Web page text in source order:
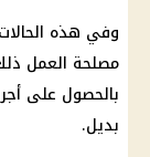
وفي هذه
مصلحة العمل
بالحصول على
بديل.